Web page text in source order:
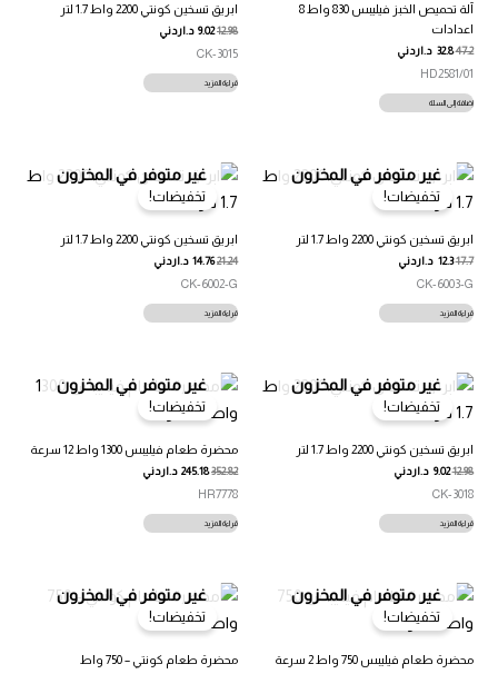
آلة تحميص الخبز فيليبس 830 واط 8
اعدادات
47.2
32.8 د.اردني
HD2581/01
إضافة إلى السلة
ابريق تسخين كونتي 2200 واط 1.7 لتر
12.98
9.02 د.اردني
CK-3015
قراءة المزيد
غير متوفر في المخزون
تخفيضات!
ابريق تسخين كونتي 2200 واط 1.7 لتر
17.7
12.3 د.اردني
CK-6003-G
قراءة المزيد
غير متوفر في المخزون
تخفيضات!
ابريق تسخين كونتي 2200 واط 1.7 لتر
21.24
14.76 د.اردني
CK-6002-G
قراءة المزيد
غير متوفر في المخزون
تخفيضات!
ابريق تسخين كونتي 2200 واط 1.7 لتر
12.98
9.02 د.اردني
CK-3018
قراءة المزيد
غير متوفر في المخزون
تخفيضات!
محضرة طعام فيليبس 1300 واط 12 سرعة
352.82
245.18 د.اردني
HR7778
قراءة المزيد
غير متوفر في المخزون
تخفيضات!
محضرة طعام فيليبس 750 واط 2 سرعة
غير متوفر في المخزون
تخفيضات!
محضرة طعام كونتي – 750 واط